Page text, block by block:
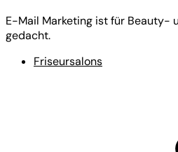
E-Mail Marketing ist für Beauty-
gedacht.
Friseursalons